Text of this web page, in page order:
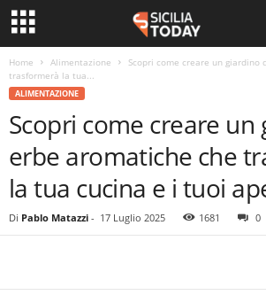
Home Alimentazione
Scopri come creare un giardino
trasformerà la tua...
ALIMENTAZIONE
Scopri come creare un
erbe aromatiche che
la tua cucina e i tuoi
Di Pablo Matazzi - 17 Luglio 2025 1681 0